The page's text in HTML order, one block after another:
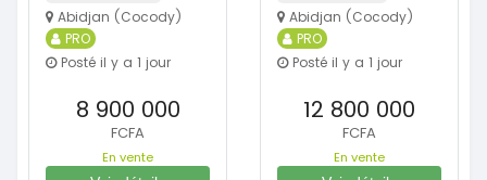
Abidjan (Cocody)
PRO
Posté il y a 1 jour
8 900 000
FCFA
En vente
Abidjan (Cocody)
PRO
Posté il y a 1 jour
12 800 000
FCFA
En vente